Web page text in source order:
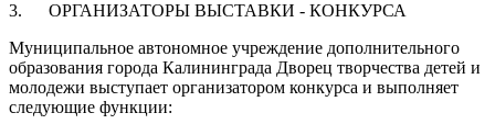
3. ОРГАНИЗАТОРЫ ВЫСТАВКИ - КОНКУРСА
Муниципальное автономное учреждение дополнительного
образования города Калининграда Дворец творчества детей и
молодежи выступает организатором конкурса и выполняет
следующие функции: